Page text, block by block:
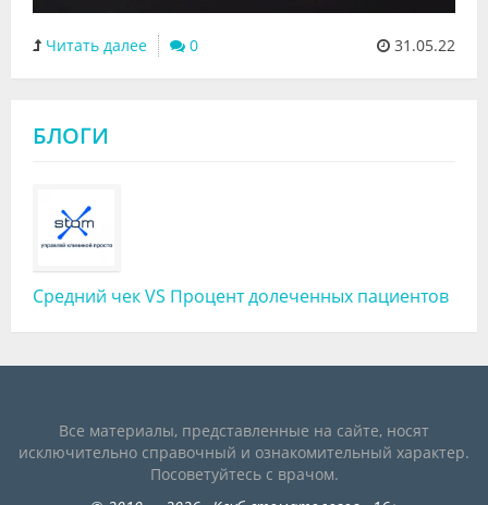
Читать далее 0 31.05.22
БЛОГИ
Средний чек VS Процент долеченных пациентов
Все материалы, представленные на сайте, носят
исключительно справочный и ознакомительный характер.
Посоветуйтесь с врачом.